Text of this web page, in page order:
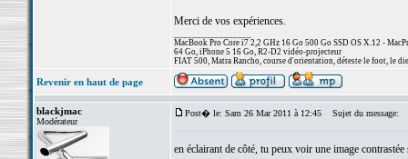
Merci de vos expériences.
MacBook Pro Core i7 2,2 GHz 16 Go 500 Go SSD OS X.12 -
64 Go, iPhone 5 16 Go, R2-D2 vidéo-projecteur
FIAT 500, Matra Rancho, course d'orientation, déteste le foot, le
Revenir en haut de page
blackjmac
Modérateur
Post� le: Sam 26 Mar 2011 à 12:45 Sujet du message:
en éclairant de côté, tu peux voir une image contrastée